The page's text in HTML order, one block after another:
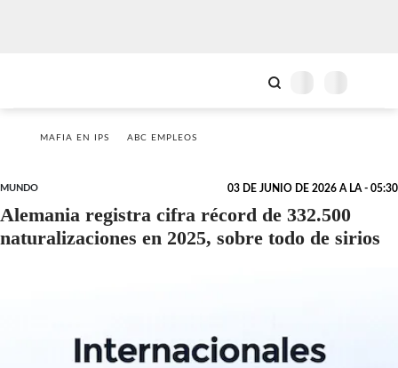
MAFIA EN IPS ABC EMPLEOS
MUNDO 03 DE JUNIO DE 2026 A LA - 05:30
Alemania registra cifra récord de 332.500
naturalizaciones en 2025, sobre todo de sirios